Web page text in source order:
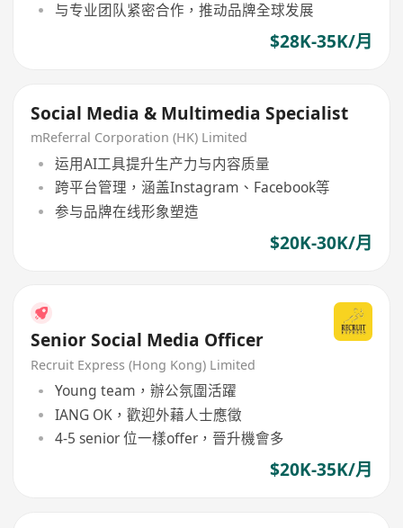
与专业团队紧密合作，推动品牌全球发展
$28K-35K/月
Social Media & Multimedia Specialist
mReferral Corporation (HK) Limited
运用AI工具提升生产力与内容质量
跨平台管理，涵盖Instagram、Facebook等
参与品牌在线形象塑造
$20K-30K/月
Senior Social Media Officer
Recruit Express (Hong Kong) Limited
Young team，辦公氛圍活躍
IANG OK，歡迎外藉人士應徵
4-5 senior 位一樣offer，晉升機會多
$20K-35K/月